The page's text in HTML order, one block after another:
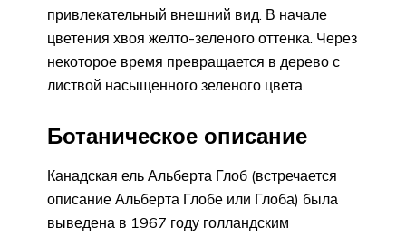
привлекательный внешний вид. В начале
цветения хвоя желто-зеленого оттенка. Через
некоторое время превращается в дерево с
листвой насыщенного зеленого цвета.
Ботаническое описание
Канадская ель Альберта Глоб (встречается
описание Альберта Глобе или Глоба) была
выведена в 1967 году голландским